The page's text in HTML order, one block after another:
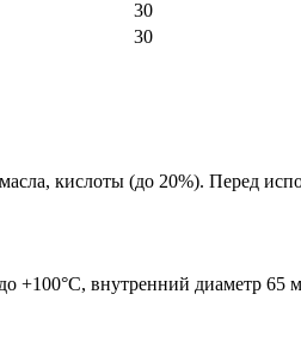
30
30
кислоты (до 20%). Перед
+100°C, внутренний диаметр